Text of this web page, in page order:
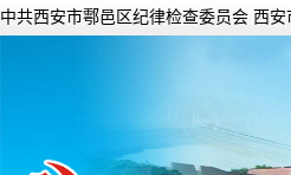
中共西安市鄠邑区纪律检查委员会 西